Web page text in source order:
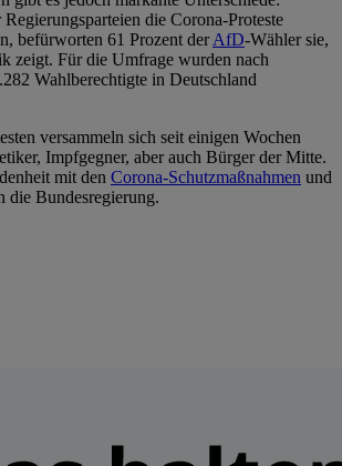
die Corona-Proteste
befürworten 61 Prozent derAfD-Wähler sie,
zeigt. Für die Umfrage wurden nach
Wahlberechtigte in Deutschland
versammeln sich seit einigen Wochen
Impfgegner, aber auch Bürger der Mitte.
mit den Corona-Schutzmaßnahmen und
die Bundesregierung.